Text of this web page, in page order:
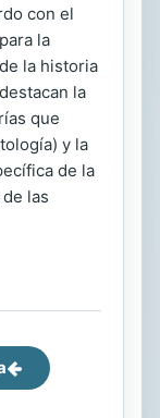
con el
la
la historia
la
que
y la
de la
las